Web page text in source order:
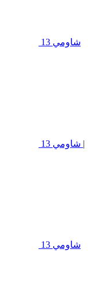
شاومي 13
شاومي 13 |
شاومي 13